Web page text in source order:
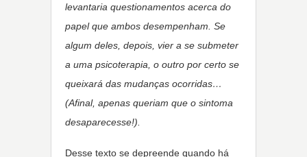
levantaria questionamentos acerca do
papel que ambos desempenham. Se
algum deles, depois, vier a se submeter
a uma psicoterapia, o outro por certo se
queixará das mudanças ocorridas…
(Afinal, apenas queriam que o sintoma
desaparecesse!).
Desse texto se depreende quando há